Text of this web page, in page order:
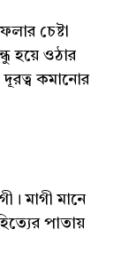
চেষ্টা
হয়ে ওঠার
দূরত্ব কমানোর
মাগী মানে
পাতায়